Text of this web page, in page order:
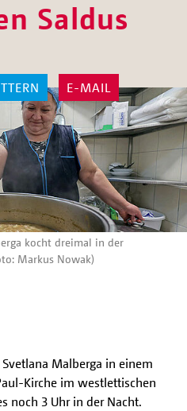
Saldus
E-MAIL
kocht dreimal in der
Markus Nowak)
Malberga in einem
Kirche im westlettischen
noch 3 Uhr in der Nacht.